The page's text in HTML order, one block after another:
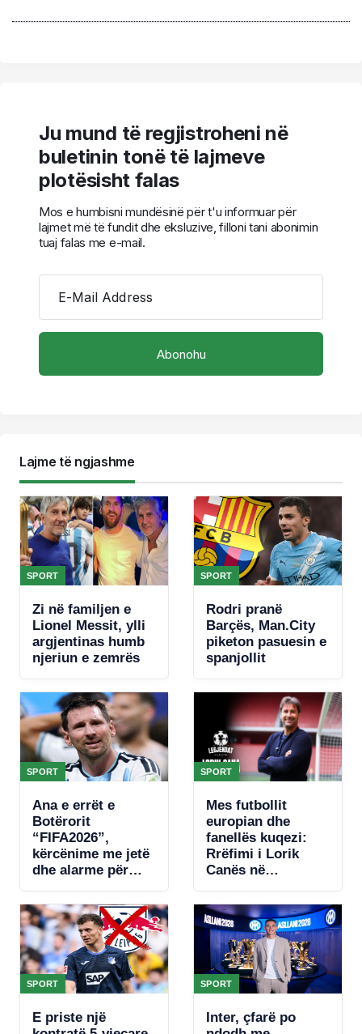
Ju mund të regjistroheni në
buletinin tonë të lajmeve
plotësisht falas
Mos e humbisni mundësinë për t'u informuar për
lajmet më të fundit dhe eksluzive, filloni tani abonimin
tuaj falas me e-mail.
E-Mail Address
Lajme të ngjashme
SPORT
Zi në familjen e
Lionel Messit, ylli
argjentinas humb
njeriun e zemrës
SPORT
Rodri pranë
Barçës, Man.City
piketon pasuesin e
spanjollit
SPORT
Ana e errët e
Botërorit
“FIFA2026”,
kërcënime me jetë
dhe alarme për
plani për të vrarë
Leo Messin
SPORT
Mes futbollit
europian dhe
fanellës kuqezi:
Rrëfimi i Lorik
Canës në
SPORT
E priste një
SPORT
Inter, çfarë po